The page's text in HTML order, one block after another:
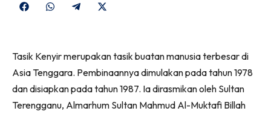
Share
Share
Share
(Twitter)
Tasik Kenyir merupakan tasik buatan manusia terbesar di
Asia Tenggara. Pembinaannya dimulakan pada tahun 1978
dan disiapkan pada tahun 1987. Ia dirasmikan oleh Sultan
Terengganu, Almarhum Sultan Mahmud Al-Muktafi Billah